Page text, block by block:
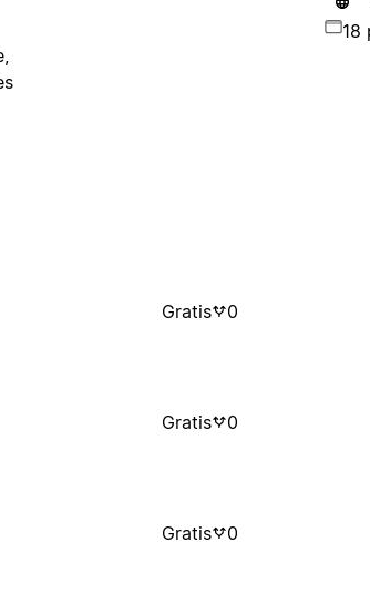
18
Gratis 0
Gratis 0
Gratis 0